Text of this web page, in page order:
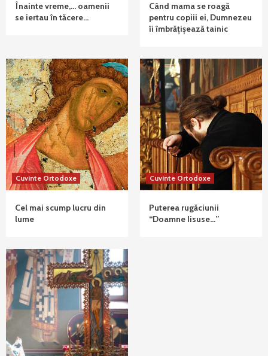
Înainte vreme,… oamenii
se iertau în tăcere…
Când mama se roagă
pentru copiii ei, Dumnezeu
îi îmbrățișează tainic
Cuvinte Ortodoxe
Cel mai scump lucru din
lume
Cuvinte Ortodoxe
Puterea rugăciunii
“Doamne Iisuse…”